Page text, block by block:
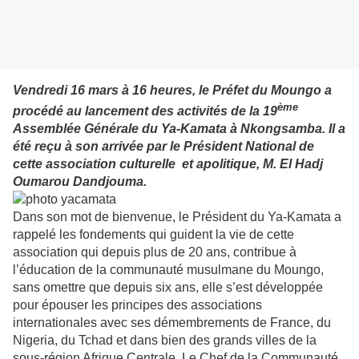
Vendredi 16 mars à 16 heures, le Préfet du Moungo a
procédé au lancement des activités de la 19ème
Assemblée Générale du Ya-Kamata à Nkongsamba. Il a
été reçu à son arrivée par le Président National de
cette association culturelle et apolitique, M. El Hadj
Oumarou Dandjouma.
Dans son mot de bienvenue, le Président du Ya-Kamata a
rappelé les fondements qui guident la vie de cette
association qui depuis plus de 20 ans, contribue à
l’éducation de la communauté musulmane du Moungo,
sans omettre que depuis six ans, elle s’est développée
pour épouser les principes des associations
internationales avec ses démembrements de France, du
Nigeria, du Tchad et dans bien des grands villes de la